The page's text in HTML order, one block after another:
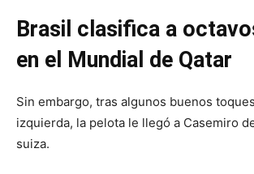
Brasil clasifica a
en el Mundial de Qatar
Sin embargo, tras algunos buenos
izquierda, la pelota le llegó a Casemiro
suiza.